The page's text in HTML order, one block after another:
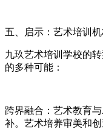
五、启示：艺术培训
九玖艺术培训学校的
的多种可能：
跨界融合：艺术教育
补。艺术培养审美和